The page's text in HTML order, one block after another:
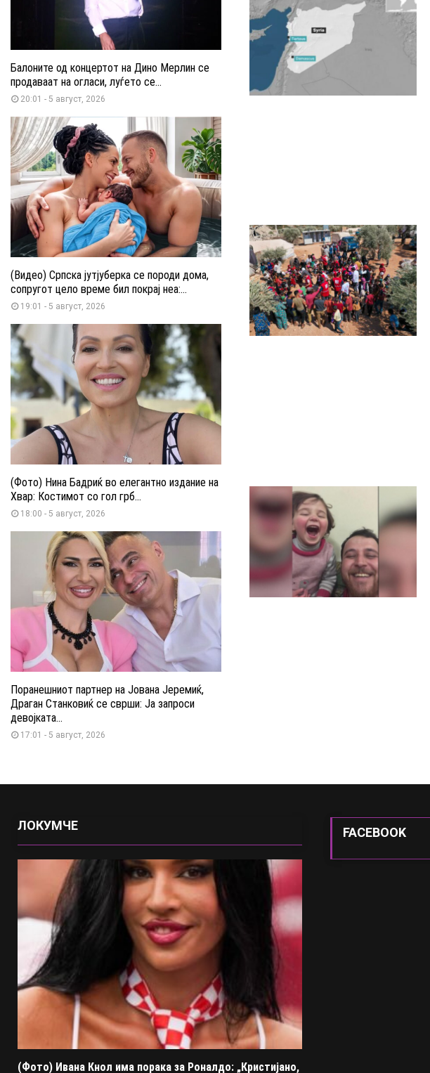
Балоните од концертот на Дино Мерлин се
продаваат на огласи, луѓето се...
20:01 - 5 август, 2026
(Видео) Српска јутјуберка се породи дома,
сопругот цело време бил покрај неа:...
19:01 - 5 август, 2026
(Фото) Нина Бадриќ во елегантно издание на
Хвар: Костимот со гол грб...
18:00 - 5 август, 2026
Поранешниот партнер на Јована Јеремиќ,
Драган Станковиќ се сврши: Ја запроси
девојката...
17:01 - 5 август, 2026
ЛОКУМЧЕ
(Фото) Ивана Кнол има порака за Роналдо: „Кристијано,
FACEBOOK